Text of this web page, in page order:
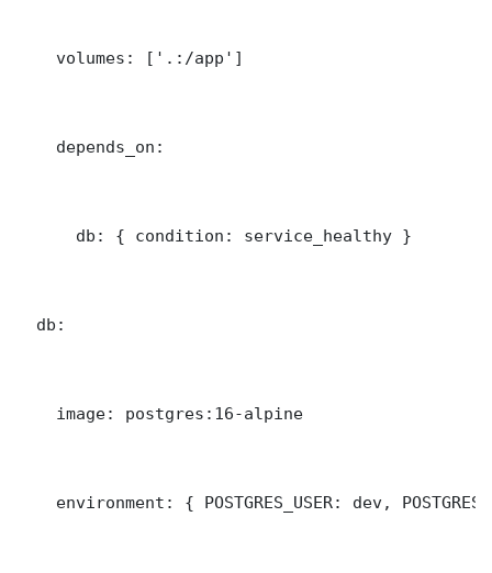
    volumes: ['.:/app']
    depends_on:
      db: { condition: service_healthy }
  db:
    image: postgres:16-alpine
environment: { POSTGRES_USER: dev,